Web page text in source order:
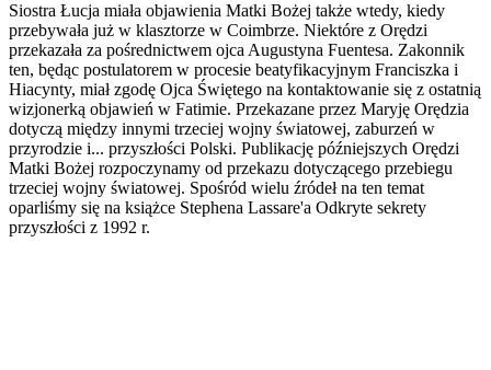
Siostra Łucja miała objawienia Matki Bożej także wtedy, kiedy
prze­bywała już w klasztorze w Coimbrze. Niektóre z Orędzi
przekazała za pośredni­ctwem ojca Augustyna Fuentesa. Zakonnik
ten, będąc postulatorem w procesie beatyfikacyjnym Franciszka i
Hiacynty, miał zgodę Ojca Świętego na kontaktowanie się z ostatnią
wizjonerką objawień w Fatimie. Przekazane przez Maryję Orędzia
dotyczą między innymi trzeciej wojny światowej, za­burzeń w
przyrodzie i... przyszłości Polski. Publikację późniejszych Orędzi
Matki Bożej rozpoczynamy od przekazu dotyczącego przebiegu
trzeciej wojny światowej. Spośród wielu źródeł na ten temat
oparliśmy się na książce Stephena Lassare'a Odkryte sekrety
przyszłości z 1992 r.